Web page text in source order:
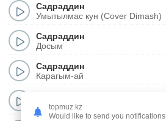
Садраддин
Умытылмас кун (Cover Dimash)
Садраддин
Досым
Садраддин
Карагым-ай
Телефон
topmuz.kz
Would like to send you notifications